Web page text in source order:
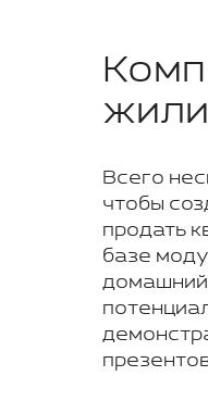
Всего
чтобы
продать
базе
домашний